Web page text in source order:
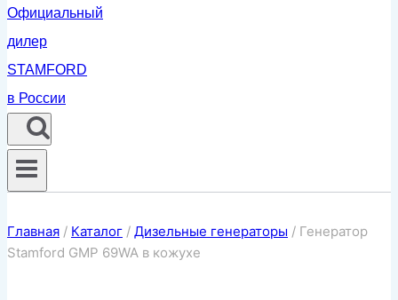
Главная / Каталог / Дизельные генераторы / Генератор
Stamford GMP 69WA в кожухе